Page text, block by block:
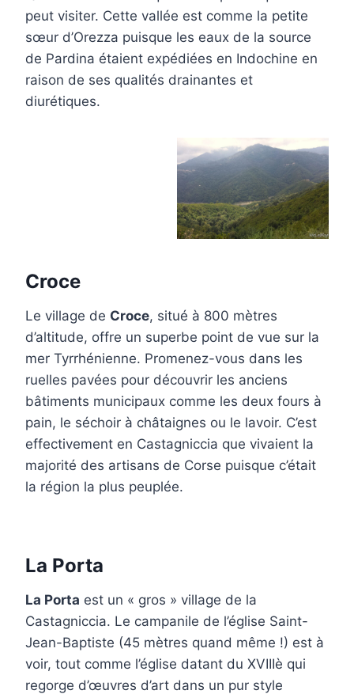
peut visiter. Cette vallée est comme la petite
sœur d’Orezza puisque les eaux de la source
de Pardina étaient expédiées en Indochine en
raison de ses qualités drainantes et
diurétiques.
Croce
Le village de Croce, situé à 800 mètres
d’altitude, offre un superbe point de vue sur la
mer Tyrrhénienne. Promenez-vous dans les
ruelles pavées pour découvrir les anciens
bâtiments municipaux comme les deux fours à
pain, le séchoir à châtaignes ou le lavoir. C’est
effectivement en Castagniccia que vivaient la
majorité des artisans de Corse puisque c’était
la région la plus peuplée.
La Porta
La Porta est un « gros » village de la
Castagniccia. Le campanile de l’église Saint-
Jean-Baptiste (45 mètres quand même !) est à
voir, tout comme l’église datant du XVIIIè qui
regorge d’œuvres d’art dans un pur style